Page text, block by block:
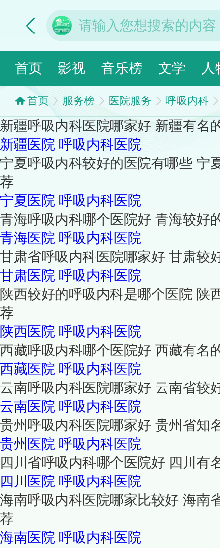
首页 影视 音乐榜 文学 人
首页 服务榜 医院服务 呼吸内科
新疆呼吸内科医院哪家好 新疆有名
新疆医院 呼吸内科医院
宁夏呼吸内科较好的医院有哪些 宁
荐
宁夏医院 呼吸内科医院
青海呼吸内科哪个医院好 青海较好
青海医院 呼吸内科医院
甘肃省呼吸内科医院哪家好 甘肃较
甘肃医院 呼吸内科医院
陕西较好的呼吸内科是哪个医院 陕
荐
陕西医院 呼吸内科医院
西藏呼吸内科哪个医院好 西藏有名
西藏医院 呼吸内科医院
云南呼吸内科医院哪家好 云南省较
云南医院 呼吸内科医院
贵州呼吸内科医院哪家好 贵州省知
贵州医院 呼吸内科医院
四川省呼吸内科哪个医院好 四川有
四川医院 呼吸内科医院
海南呼吸内科医院哪家比较好 海南
荐
海南医院 呼吸内科医院